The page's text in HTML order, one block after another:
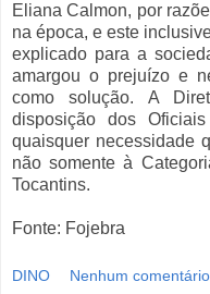
Eliana Calmon, por
na época, e este
explicado para a
amargou o prejuízo e
como solução. A
disposição dos
quaisquer necessidade
não somente à
Tocantins.
Fonte: Fojebra
DINO Nenhum